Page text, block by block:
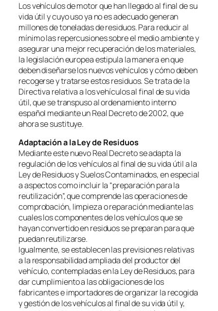
Los vehículos de motor que han llegado al final de su
vida útil y cuyo uso ya no es adecuado generan
millones de toneladas de residuos. Para reducir al
mínimo las repercusiones sobre el medio ambiente y
asegurar una mejor recuperación de los materiales,
la legislación europea estipula la manera en que
deben diseñarse los nuevos vehículos y cómo deben
recogerse y tratarse estos residuos. Se trata de la
Directiva relativa a los vehículos al final de su vida
útil, que se transpuso al ordenamiento interno
español mediante un Real Decreto de 2002, que
ahora se sustituye.
Adaptación a la Ley de Residuos
Mediante este nuevo Real Decreto se adapta la
regulación de los vehículos al final de su vida útil a la
Ley de Residuos y Suelos Contaminados, en especial
a aspectos como incluir la “preparación para la
reutilización”, que comprende las operaciones de
comprobación, limpieza o reparación mediante las
cuales los componentes de los vehículos que se
hayan convertido en residuos se preparan para que
puedan reutilizarse.
Igualmente, se establecen las previsiones relativas
a la responsabilidad ampliada del productor del
vehículo, contempladas en la Ley de Residuos, para
dar cumplimiento a las obligaciones de los
fabricantes e importadores de organizar la recogida
y gestión de los vehículos al final de su vida útil y,